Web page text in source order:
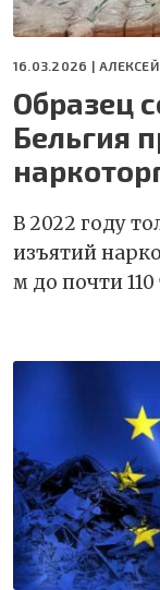
16.03.2026 |
Образец
Бельгия
В 2022 году
изъятий
м до почти